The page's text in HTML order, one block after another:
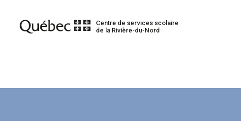
Centre de services scolaire
de la Rivière-du-Nord